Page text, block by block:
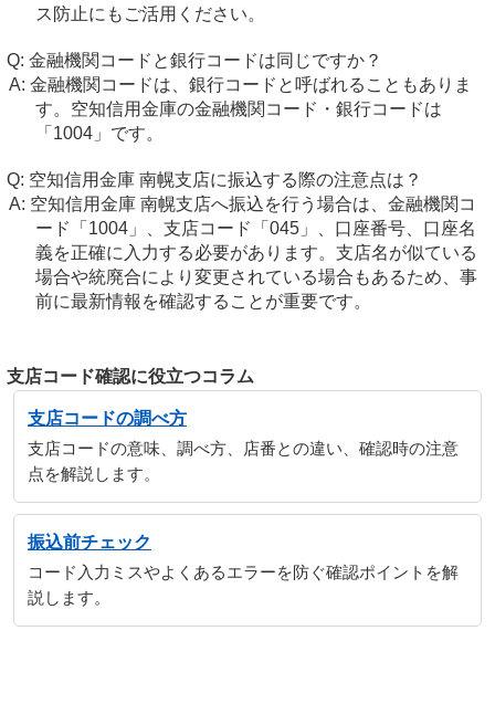
ス防止にもご活用ください。
金融機関コードと銀行コードは同じですか？
金融機関コードは、銀行コードと呼ばれることもありま
す。空知信用金庫の金融機関コード・銀行コードは
「1004」です。
空知信用金庫 南幌支店に振込する際の注意点は？
空知信用金庫 南幌支店へ振込を行う場合は、金融機関コ
ード「1004」、支店コード「045」、口座番号、口座名
義を正確に入力する必要があります。支店名が似ている
場合や統廃合により変更されている場合もあるため、事
前に最新情報を確認することが重要です。
支店コード確認に役立つコラム
支店コードの調べ方
支店コードの意味、調べ方、店番との違い、確認時の注意
点を解説します。
振込前チェック
コード入力ミスやよくあるエラーを防ぐ確認ポイントを解
説します。